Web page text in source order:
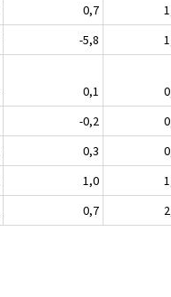
0,7
-5,8
0,1
-0,2
0,3
1,0
0,7